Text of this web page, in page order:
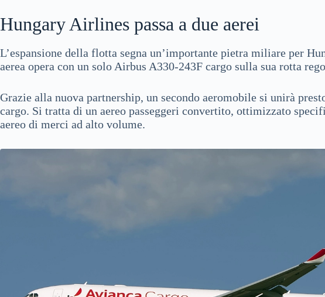
Hungary Airlines passa a due aerei
L’espansione della flotta segna un’importante pietra miliare per
aerea opera con un solo Airbus A330-243F cargo sulla sua rotta
Grazie alla nuova partnership, un secondo aeromobile si unirà
cargo. Si tratta di un aereo passeggeri convertito, ottimizzato
aereo di merci ad alto volume.